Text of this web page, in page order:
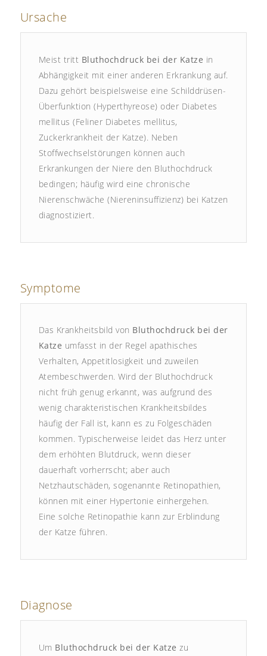
Ursache
Meist tritt Bluthochdruck bei der Katze in
Abhängigkeit mit einer anderen Erkrankung auf.
Dazu gehört beispielsweise eine Schilddrüsen-
Überfunktion (Hyperthyreose) oder Diabetes
mellitus (Feliner Diabetes mellitus,
Zuckerkrankheit der Katze). Neben
Stoffwechselstörungen können auch
Erkrankungen der Niere den Bluthochdruck
bedingen; häufig wird eine chronische
Nierenschwäche (Niereninsuffizienz) bei Katzen
diagnostiziert.
Symptome
Das Krankheitsbild von Bluthochdruck bei der
Katze umfasst in der Regel apathisches
Verhalten, Appetitlosigkeit und zuweilen
Atembeschwerden. Wird der Bluthochdruck
nicht früh genug erkannt, was aufgrund des
wenig charakteristischen Krankheitsbildes
häufig der Fall ist, kann es zu Folgeschäden
kommen. Typischerweise leidet das Herz unter
dem erhöhten Blutdruck, wenn dieser
dauerhaft vorherrscht; aber auch
Netzhautschäden, sogenannte Retinopathien,
können mit einer Hypertonie einhergehen.
Eine solche Retinopathie kann zur Erblindung
der Katze führen.
Diagnose
Um Bluthochdruck bei der Katze zu